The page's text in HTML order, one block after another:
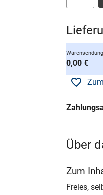
0,00 €
Über
Zum
Freies,